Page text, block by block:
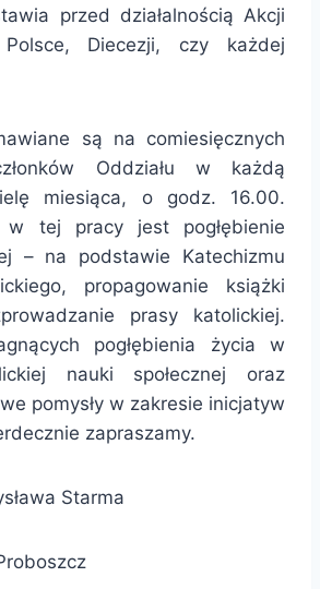
przed działalnością Akcji
Diecezji, czy każdej
są na comiesięcznych
Oddziału w każdą
miesiąca, o godz. 16.00.
w tej pracy jest pogłębienie
– na podstawie Katechizmu
propagowanie książki
prasy katolickiej.
pogłębienia życia w
nauki społecznej oraz
pomysły w zakresie inicjatyw
zapraszamy.
Starma